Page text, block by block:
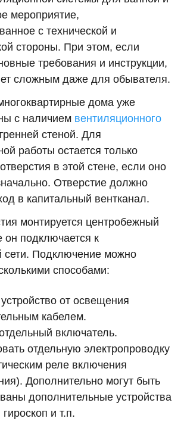
мероприятие,
с технической и
стороны. При этом, если
требования и инструкции,
сложным даже для обывателя.
дома уже
с наличием вентиляционного
стеной. Для
работы остается только
в этой стене, если оно
Отверстие должно
в капитальный вентканал.
монтируется центробежный
он подключается к
сети. Подключение можно
способами:
от освещения
кабелем.
включатель.
отдельную электропроводку
реле включения
Дополнительно могут быть
дополнительные устройства
и т.п.